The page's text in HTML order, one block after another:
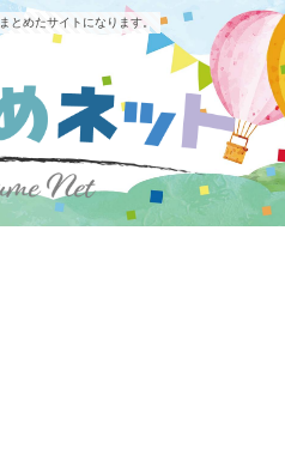
とめたサイトになります。